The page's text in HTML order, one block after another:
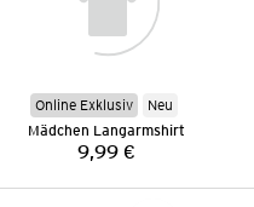
Online Exklusiv
Neu
Mädchen Langarmshirt
Preis:
9,99 €